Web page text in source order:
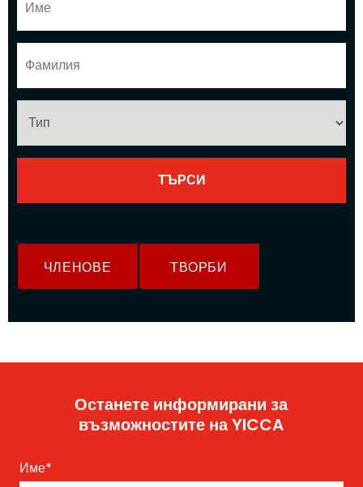
ЧЛЕНОВЕ ТВОРБИ
Останете информирани за
възможностите на YICCA
Име*